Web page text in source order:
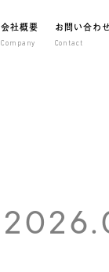
会社概要
Company
お問い合わせ
Contact